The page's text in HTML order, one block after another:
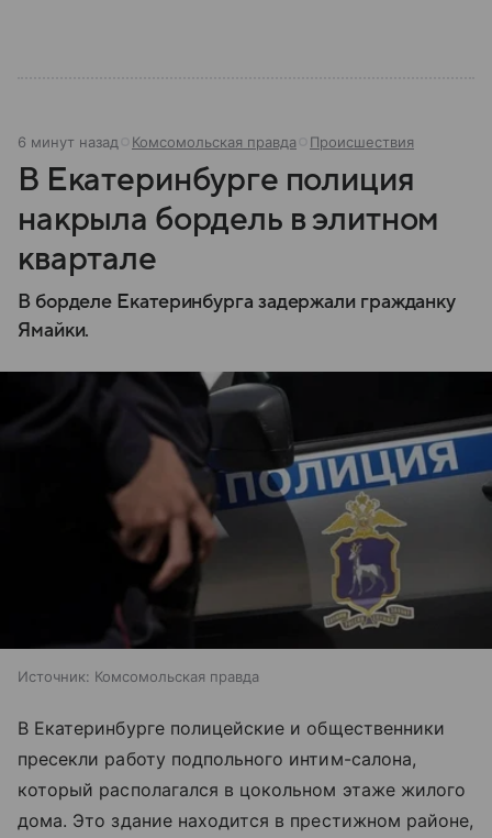
6 минут назад Комсомольская правда Происшествия
В Екатеринбурге полиция
накрыла бордель в элитном
квартале
В борделе Екатеринбурга задержали гражданку
Ямайки.
Источник: Комсомольская правда
В Екатеринбурге полицейские и общественники
пресекли работу подпольного интим-салона,
который располагался в цокольном этаже жилого
дома. Это здание находится в престижном районе,